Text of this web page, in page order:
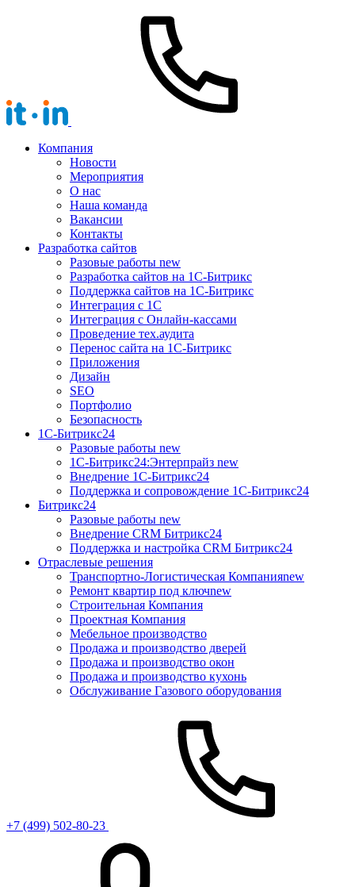
Компания
Новости
Мероприятия
О нас
Наша команда
Вакансии
Контакты
Разработка сайтов
Разовые работы new
Разработка сайтов на 1С-Битрикс
Поддержка сайтов на 1С-Битрикс
Интеграция с 1С
Интеграция с Онлайн-кассами
Проведение тех.аудита
Перенос сайта на 1С-Битрикс
Приложения
Дизайн
SEO
Портфолио
Безопасность
1C-Битрикс24
Разовые работы new
1С-Битрикс24:Энтерпрайз new
Внедрение 1C-Битрикс24
Поддержка и сопровождение 1С-Битрикс24
Битрикс24
Разовые работы new
Внедрение CRM Битрикс24
Поддержка и настройка CRM Битрикс24
Отраслевые решения
Транспортно-Логистическая Компанияnew
Ремонт квартир под ключnew
Строительная Компания
Проектная Компания
Мебельное производство
Продажа и производство дверей
Продажа и производство окон
Продажа и производство кухонь
Обслуживание Газового оборудования
+7 (499) 502-80-23